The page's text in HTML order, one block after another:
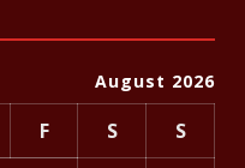
August 2026
F S
S